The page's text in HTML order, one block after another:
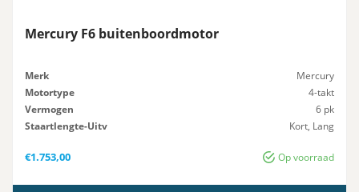
Mercury F6 buitenboordmotor
Merk
Mercury
Motortype
4-takt
Vermogen
6 pk
Staartlengte-Uitv
Kort, Lang
Op voorraad
€1.753,00